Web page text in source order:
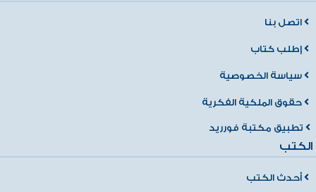
اتصل بنا
إطلب كتاب
سياسة الخصوصية
حقوق الملكية الفكرية
تطبيق مكتبة فورريد
الكتب
أحدث الكتب